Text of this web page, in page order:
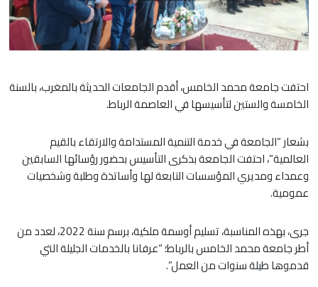
احتفت جامعة محمد الخامس، أقدم الجامعات الحديثة بالمغرب، بالسنة
الخامسة والستين لتأسيسها في العاصمة الرباط.
بشعار “الجامعة في خدمة التنمية المستدامة والارتقاء بالقيم
العالمية”، احتفت الجامعة بذكرى التأسيس بحضور رؤسائها السابقين
وعمداء ومديري المؤسسات التابعة لها وأساتذة وطلبة وشخصيات
عمومية.
جرى، بهذه المناسبة، تسليم أوسمة ملكية، برسم سنة 2022، لعدد من
أطر جامعة محمد الخامس بالرباط؛ “عرفانا بالخدمات الجليلة التي
قدموها طيلة سنوات من العمل”.